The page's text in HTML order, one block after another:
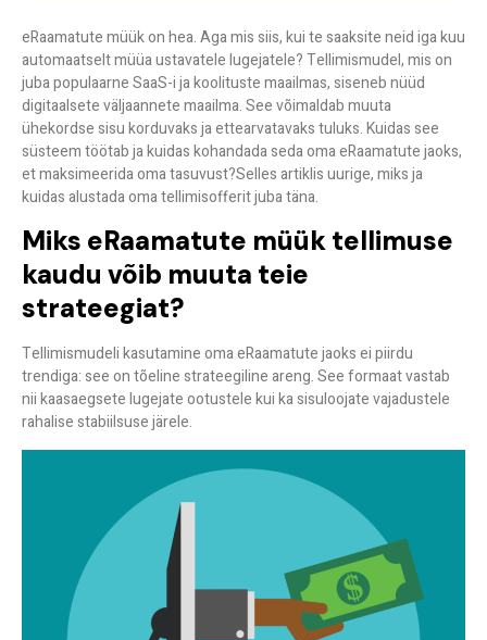
eRaamatute müük on hea. Aga mis siis, kui te saaksite neid iga kuu
automaatselt müüa ustavatele lugejatele? Tellimismudel, mis on
juba populaarne SaaS-i ja koolituste maailmas, siseneb nüüd
digitaalsete väljaannete maailma. See võimaldab muuta
ühekordse sisu korduvaks ja ettearvatavaks tuluks. Kuidas see
süsteem töötab ja kuidas kohandada seda oma eRaamatute jaoks,
et maksimeerida oma tasuvust?Selles artiklis uurige, miks ja
kuidas alustada oma tellimisofferit juba täna.
Miks eRaamatute müük tellimuse
kaudu võib muuta teie
strateegiat?
Tellimismudeli kasutamine oma eRaamatute jaoks ei piirdu
trendiga: see on tõeline strateegiline areng. See formaat vastab
nii kaasaegsete lugejate ootustele kui ka sisuloojate vajadustele
rahalise stabiilsuse järele.